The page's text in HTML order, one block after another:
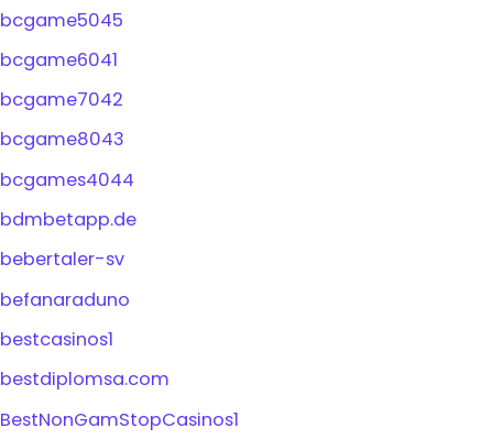
bcgame5045
bcgame6041
bcgame7042
bcgame8043
bcgames4044
bdmbetapp.de
bebertaler-sv
befanaraduno
bestcasinos1
bestdiplomsa.com
BestNonGamStopCasinos1